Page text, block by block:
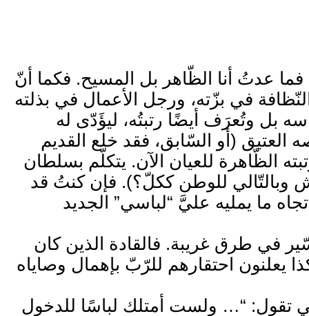
فما عدتُ أنا الظّاهر بل المسيح. فكما أنّ
في بزّته، ورجل الأعمال في بذلته
بل وتُعرَف أيضًا رتبتُه، ليؤَدّى له
(أو السّابق، فقد خلع القديم
ورتبته الظّاهرة للعيان الآن. يتكلّم بسلطان
وبالتّالي للوطن ككلّ؟). فإن كنتُ قد
ما يمليه عليَّ “لباسي” الجديد
في طرق غريبة. فالقادة الذين كان
يعلنون احتقارهم للرّبّ بإهمال وصاياه
تقول: “… ولست أمتلك لباسًا للدخول